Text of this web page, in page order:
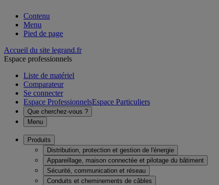
Contenu
Menu
Pied de page
Accueil du site legrand.fr
Espace professionnels
Liste de matériel
Comparateur
Se connecter
Espace ProfessionnelsEspace Particuliers
Que cherchez-vous ?
Menu
Produits
Distribution, protection et gestion de l'énergie
Appareillage, maison connectée et pilotage du bâtiment
Sécurité, communication et réseau
Conduits et cheminements de câbles